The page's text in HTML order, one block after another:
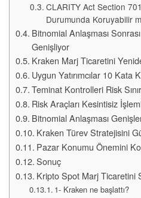
CLARITY Act Section 701
Durumunda Koruyabilir
Bitnomial Anlaşması
Genişliyor
Kraken Marj Ticaretini
Uygun Yatırımcılar 10 Kata
Teminat Kontrolleri Risk
Risk Araçları Kesintisiz
Bitnomial Anlaşması
Kraken Türev Stratejisini
Pazar Konumu Önemini
Sonuç
Kripto Spot Marj Ticaretini
1- Kraken ne başlattı?